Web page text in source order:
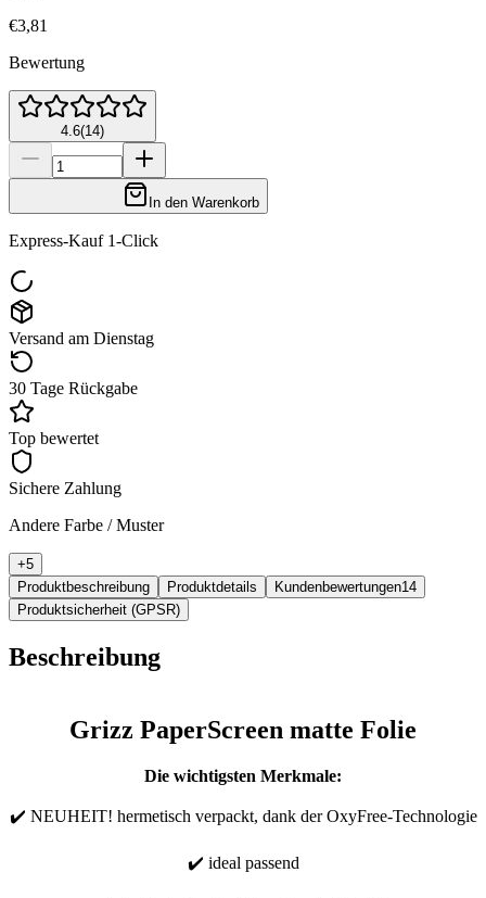
€3,81
Bewertung
4.6(14)
In den Warenkorb
Express-Kauf 1-Click
Versand am Dienstag
30 Tage Rückgabe
Top bewertet
Sichere Zahlung
Andere Farbe / Muster
+5
Produktbeschreibung
Produktdetails Kundenbewertungen14
Produktsicherheit (GPSR)
Beschreibung
Grizz PaperScreen matte Folie
Die wichtigsten Merkmale:
✔️ NEUHEIT! hermetisch verpackt, dank der OxyFree-Technologie
✔️ ideal passend